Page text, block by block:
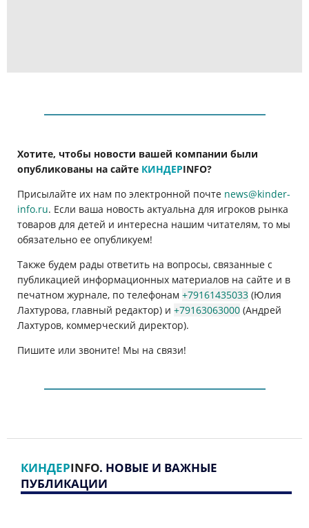
Хотите, чтобы новости вашей компании были
опубликованы на сайте КИНДЕРINFO?
Присылайте их нам по электронной почте news@kinder-
info.ru. Если ваша новость актуальна для игроков рынка
товаров для детей и интересна нашим читателям, то мы
обязательно ее опубликуем!
Также будем рады ответить на вопросы, связанные с
публикацией информационных материалов на сайте и в
печатном журнале, по телефонам +79161435033 (Юлия
Лахтурова, главный редактор) и +79163063000 (Андрей
Лахтуров, коммерческий директор).
Пишите или звоните! Мы на связи!
КИНДЕРINFO. НОВЫЕ И ВАЖНЫЕ
ПУБЛИКАЦИИ